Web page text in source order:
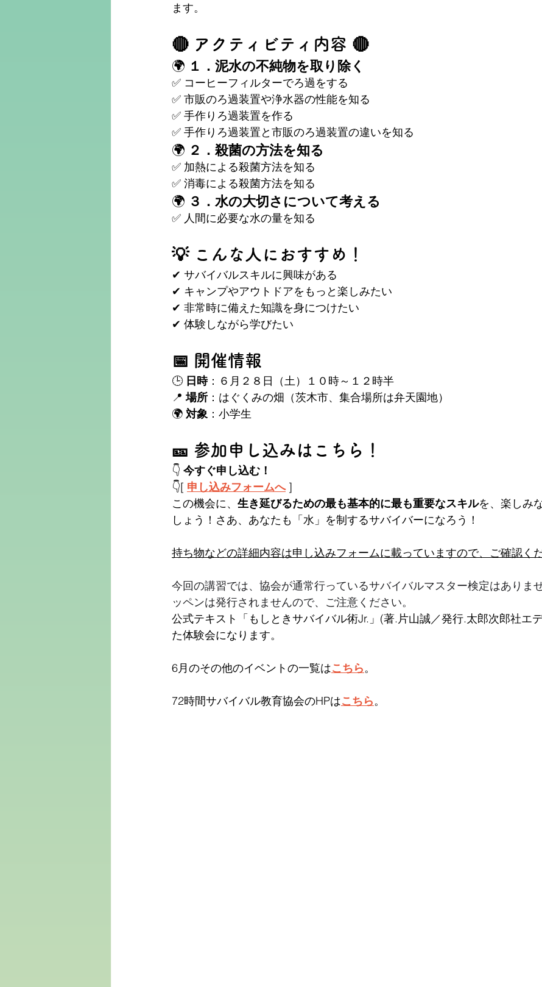
ます。
🔴 アクティビティ内容 🔴
🌍 １．泥水の不純物を取り除く
✅ コーヒーフィルターでろ過をする
✅ 市販のろ過装置や浄水器の性能を知る
✅ 手作りろ過装置を作る
✅ 手作りろ過装置と市販のろ過装置の違いを知る
🌍 ２．殺菌の方法を知る
✅ 加熱による殺菌方法を知る
✅ 消毒による殺菌方法を知る
🌍 ３．水の大切さについて考える
✅ 人間に必要な水の量を知る
💡 こんな人におすすめ！
✔ サバイバルスキルに興味がある
✔ キャンプやアウトドアをもっと楽しみたい
✔ 非常時に備えた知識を身につけたい
✔ 体験しながら学びたい
📅 開催情報
🕒 日時：６月２８日（土）１０時～１２時半
📍 場所 ：はぐくみの畑（茨木市、集合場所は弁天園地）
🌍 対象 ：小学生
🎫 参加申し込みはこちら！
👇 今すぐ申し込む！
👇[ 申し込みフォームへ ]
この機会に、 生き延びるための最も基本的に最も重要なスキルを、楽しみ
しょう！さあ、あなたも「水」を制するサバイバーになろう！
持ち物などの詳細内容は申し込みフォームに載っていますので、ご確認くだ
今回の講習では、協会が通常行っているサバイバルマスター検定はありま
ッペンは発行されませんので、ご注意ください。
公式テキスト「もしときサバイバル術Jr.」(著.片山誠／発行.太郎次郎社エ
た体験会になります。
6月のその他のイベントの一覧はこちら。
72時間サバイバル教育協会のHPはこちら。